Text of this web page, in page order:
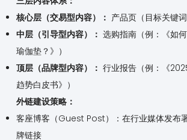
核心层（交易型内容）： 产品页（目标关键
中层（引导型内容）： 选购指南（例：《如
瑜伽垫？》）
顶层（品牌型内容）： 行业报告（例：《
趋势白皮书》）
外链建设策略：
客座博客（Guest Post）：在行业媒体发布
牌链接